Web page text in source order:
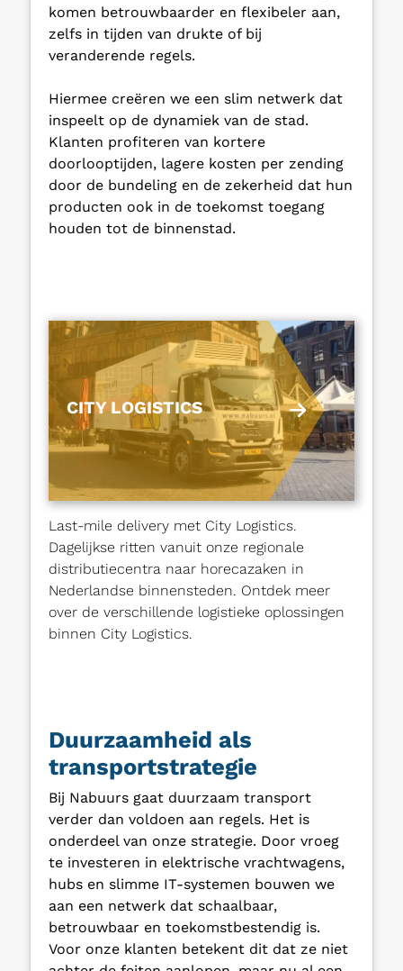
komen betrouwbaarder en flexibeler aan,
zelfs in tijden van drukte of bij
veranderende regels.
Hiermee creëren we een slim netwerk dat
inspeelt op de dynamiek van de stad.
Klanten profiteren van kortere
doorlooptijden, lagere kosten per zending
door de bundeling en de zekerheid dat hun
producten ook in de toekomst toegang
houden tot de binnenstad.
CITY LOGISTICS
Last-mile delivery met City Logistics.
Dagelijkse ritten vanuit onze regionale
distributiecentra naar horecazaken in
Nederlandse binnensteden. Ontdek meer
over de verschillende logistieke oplossingen
binnen City Logistics.
Duurzaamheid als
transportstrategie
Bij Nabuurs gaat duurzaam transport
verder dan voldoen aan regels. Het is
onderdeel van onze strategie. Door vroeg
te investeren in elektrische vrachtwagens,
hubs en slimme IT-systemen bouwen we
aan een netwerk dat schaalbaar,
betrouwbaar en toekomstbestendig is.
Voor onze klanten betekent dit dat ze niet